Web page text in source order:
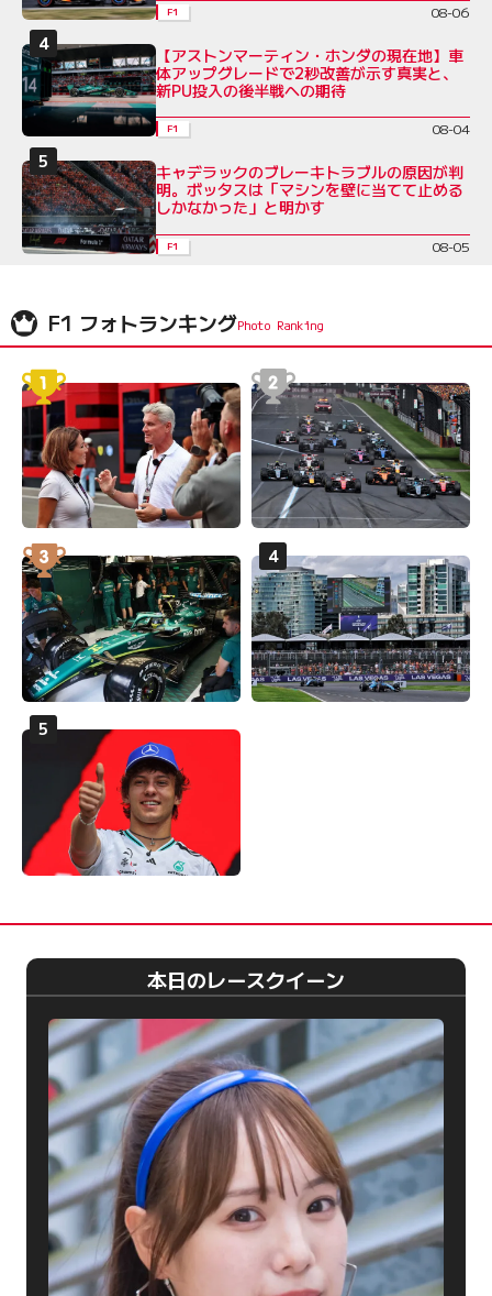
F1 08-06
【アストンマーティン・ホンダの現在地】車
体アップグレードで2秒改善が示す真実と、
新PU投入の後半戦への期待
F1 08-04
キャデラックのブレーキトラブルの原因が判
明。ボッタスは「マシンを壁に当てて止める
しかなかった」と明かす
F1 08-05
F1 フォトランキング
本日のレースクイーン